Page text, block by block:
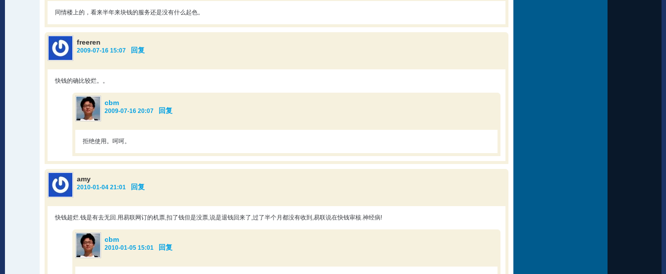
同情楼上的，看来半年来块钱的服务还是没有什么起色。
freeren
2009-07-16 15:07 回复
快钱的确比较烂。。
cbm
2009-07-16 20:07 回复
拒绝使用。呵呵。
amy
2010-01-04 21:01 回复
快钱超烂.钱是有去无回.用易联网订的机票,扣了钱但是没票,说是退钱回来了,过了半个月都没有收到,易联说在快钱审核.神经病!
cbm
2010-01-05 15:01 回复